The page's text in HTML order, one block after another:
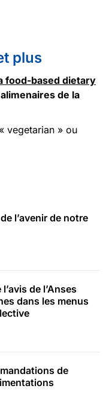
plus
food-based dietary
de la
vegetarian » ou
l’avenir de notre
de l’Anses
dans les menus
de